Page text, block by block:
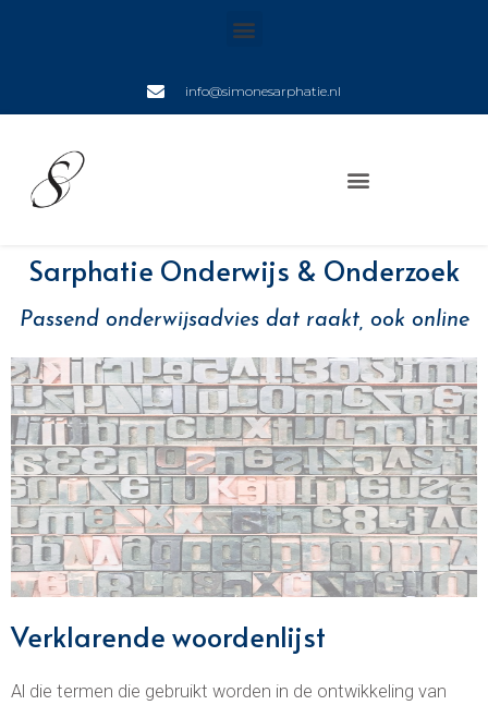
info@simonesarphatie.nl
Sarphatie Onderwijs & Onderzoek
Passend onderwijsadvies dat raakt, ook online
Verklarende woordenlijst
Al die termen die gebruikt worden in de ontwikkeling van